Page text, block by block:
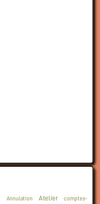
Annulation Atelier comptes-